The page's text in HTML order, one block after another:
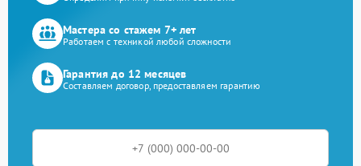
Мастера со стажем 7+ лет
Работаем с техникой любой сложности
Гарантия до 12 месяцев
Составляем договор, предоставляем гарантию